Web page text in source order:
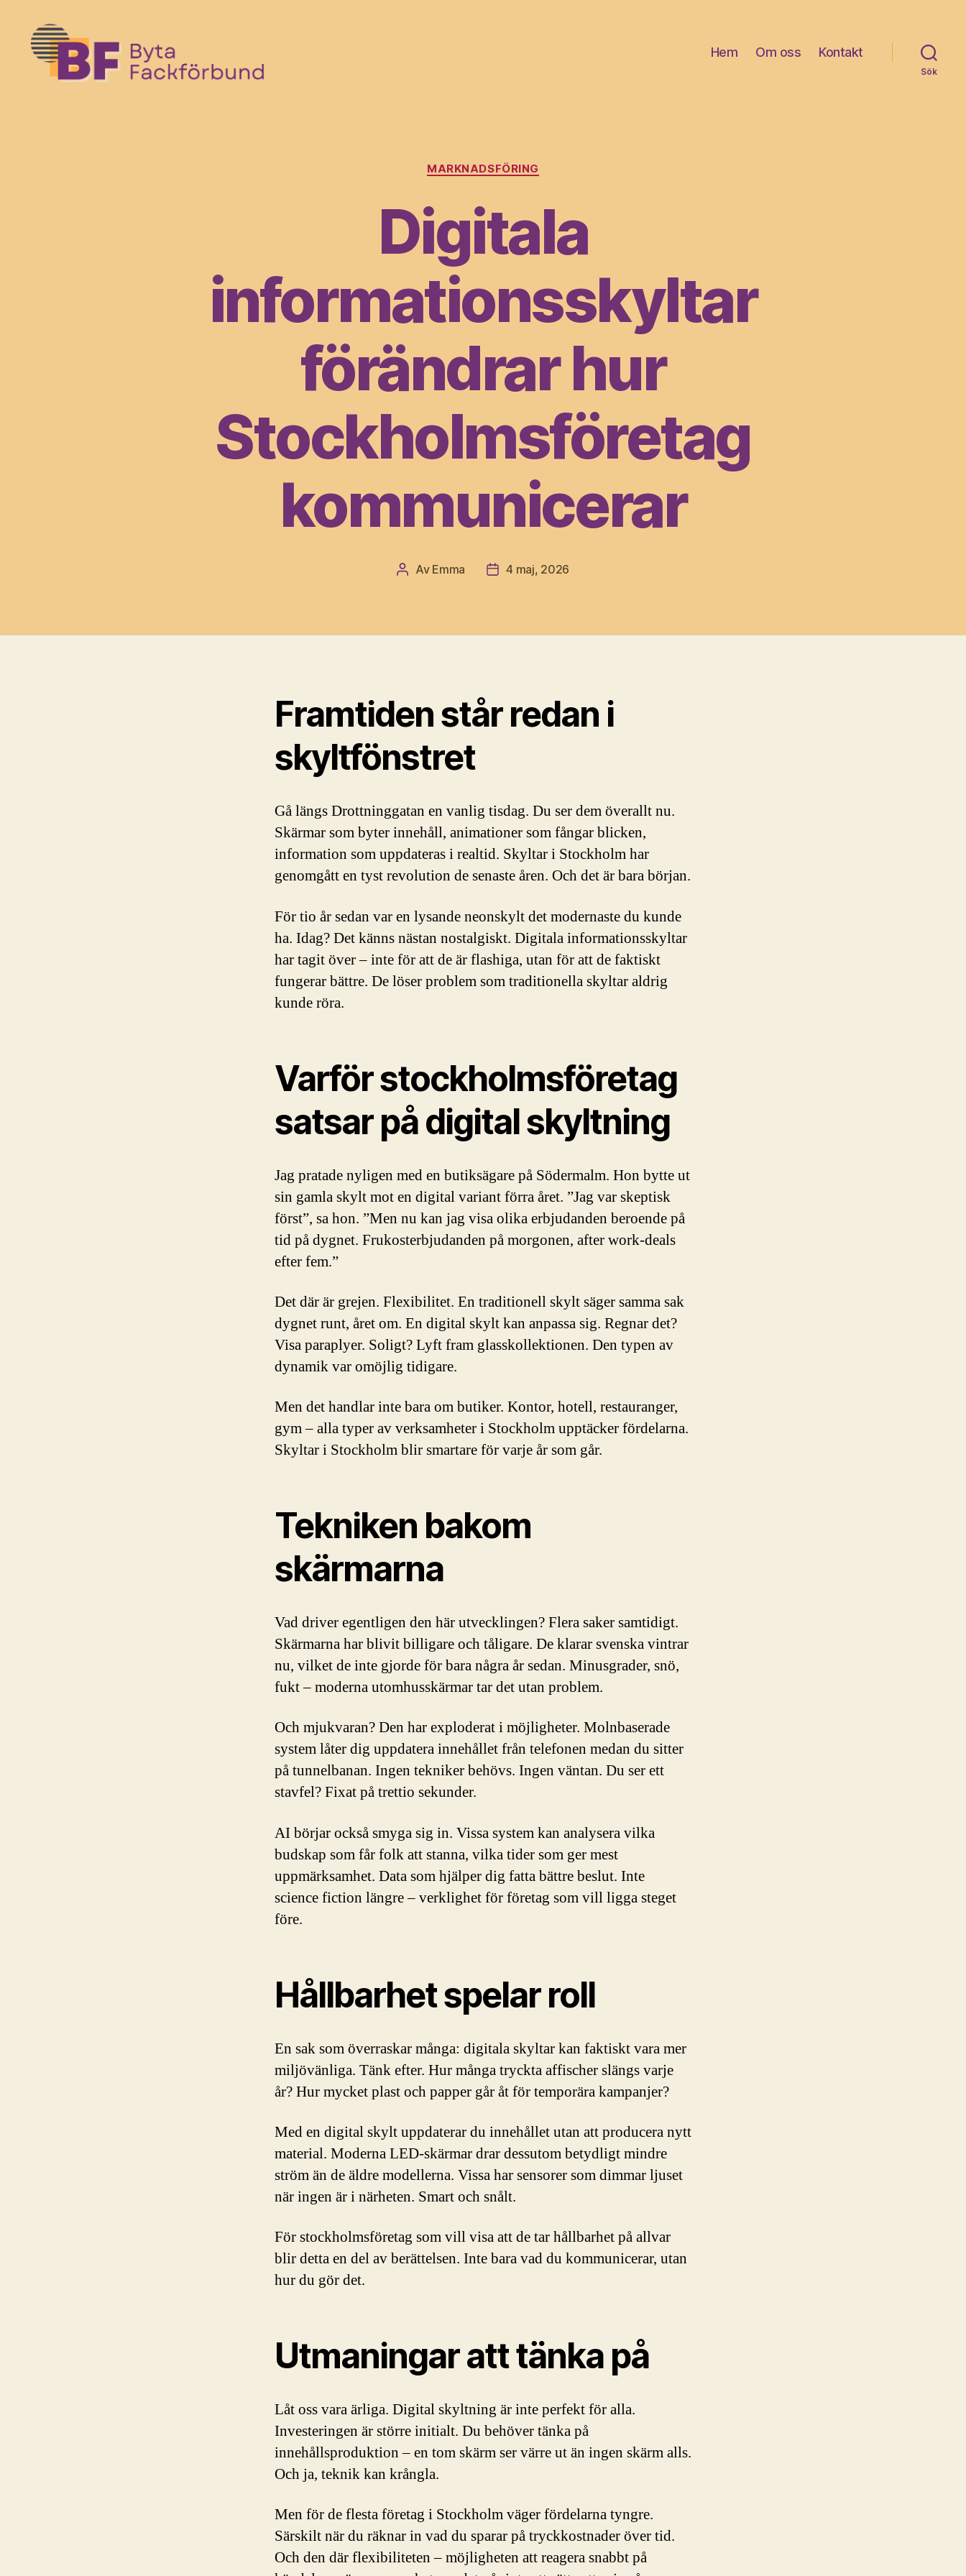
Hem Om oss Kontakt
Sök
Kategorier
MARKNADSFÖRING
Digitala
informationsskyltar
förändrar hur
Stockholmsföretag
kommunicerar
Inläggsförfattare
Av Emma Inläggsdatum
4 maj, 2026
Framtiden står redan i
skyltfönstret
Gå längs Drottninggatan en vanlig tisdag. Du ser dem överallt nu.
Skärmar som byter innehåll, animationer som fångar blicken,
information som uppdateras i realtid. Skyltar i Stockholm har
genomgått en tyst revolution de senaste åren. Och det är bara början.
För tio år sedan var en lysande neonskylt det modernaste du kunde
ha. Idag? Det känns nästan nostalgiskt. Digitala informationsskyltar
har tagit över – inte för att de är flashiga, utan för att de faktiskt
fungerar bättre. De löser problem som traditionella skyltar aldrig
kunde röra.
Varför stockholmsföretag
satsar på digital skyltning
Jag pratade nyligen med en butiksägare på Södermalm. Hon bytte ut
sin gamla skylt mot en digital variant förra året. ”Jag var skeptisk
först”, sa hon. ”Men nu kan jag visa olika erbjudanden beroende på
tid på dygnet. Frukosterbjudanden på morgonen, after work-deals
efter fem.”
Det där är grejen. Flexibilitet. En traditionell skylt säger samma sak
dygnet runt, året om. En digital skylt kan anpassa sig. Regnar det?
Visa paraplyer. Soligt? Lyft fram glasskollektionen. Den typen av
dynamik var omöjlig tidigare.
Men det handlar inte bara om butiker. Kontor, hotell, restauranger,
gym – alla typer av verksamheter i Stockholm upptäcker fördelarna.
Skyltar i Stockholm blir smartare för varje år som går.
Tekniken bakom
skärmarna
Vad driver egentligen den här utvecklingen? Flera saker samtidigt.
Skärmarna har blivit billigare och tåligare. De klarar svenska vintrar
nu, vilket de inte gjorde för bara några år sedan. Minusgrader, snö,
fukt – moderna utomhusskärmar tar det utan problem.
Och mjukvaran? Den har exploderat i möjligheter. Molnbaserade
system låter dig uppdatera innehållet från telefonen medan du sitter
på tunnelbanan. Ingen tekniker behövs. Ingen väntan. Du ser ett
stavfel? Fixat på trettio sekunder.
AI börjar också smyga sig in. Vissa system kan analysera vilka
budskap som får folk att stanna, vilka tider som ger mest
uppmärksamhet. Data som hjälper dig fatta bättre beslut. Inte
science fiction längre – verklighet för företag som vill ligga steget
före.
Hållbarhet spelar roll
En sak som överraskar många: digitala skyltar kan faktiskt vara mer
miljövänliga. Tänk efter. Hur många tryckta affischer slängs varje
år? Hur mycket plast och papper går åt för temporära kampanjer?
Med en digital skylt uppdaterar du innehållet utan att producera nytt
material. Moderna LED-skärmar drar dessutom betydligt mindre
ström än de äldre modellerna. Vissa har sensorer som dimmar ljuset
när ingen är i närheten. Smart och snålt.
För stockholmsföretag som vill visa att de tar hållbarhet på allvar
blir detta en del av berättelsen. Inte bara vad du kommunicerar, utan
hur du gör det.
Utmaningar att tänka på
Låt oss vara ärliga. Digital skyltning är inte perfekt för alla.
Investeringen är större initialt. Du behöver tänka på
innehållsproduktion – en tom skärm ser värre ut än ingen skärm alls.
Och ja, teknik kan krångla.
Men för de flesta företag i Stockholm väger fördelarna tyngre.
Särskilt när du räknar in vad du sparar på tryckkostnader över tid.
Och den där flexibiliteten – möjligheten att reagera snabbt på